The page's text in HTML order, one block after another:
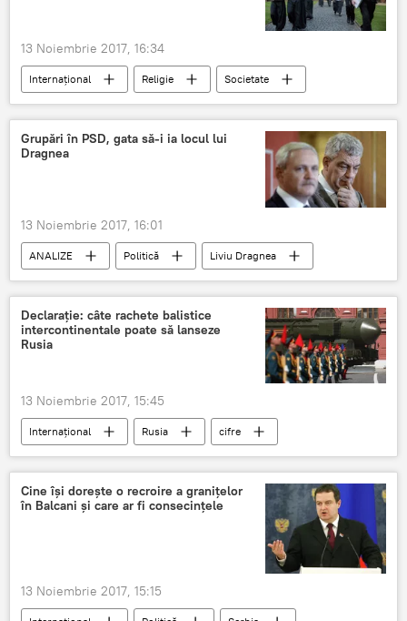
13 Noiembrie 2017, 16:34
Internaţional Religie
Societate
Marea Britanie
Școala
Gay
Homosexuali
LGBT
Corectitudine politică
Grupări în PSD, gata să-i ia locul lui
Dragnea
13 Noiembrie 2017, 16:01
ANALIZE Politică
Liviu Dragnea
PSD
România
Declarație: câte rachete balistice
intercontinentale poate să lanseze
Rusia
13 Noiembrie 2017, 15:45
Internaţional Rusia
cifre
Tehnologii militare
Cine își dorește o recroire a granițelor
în Balcani și care ar fi consecințele
13 Noiembrie 2017, 15:15